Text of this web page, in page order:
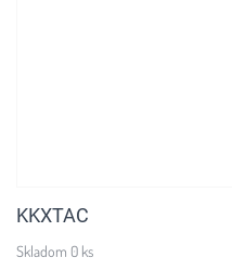
KKXTAC
Skladom 0 ks